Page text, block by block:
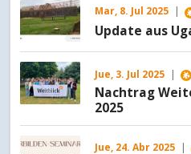
Mar, 8. Jul 2025 |
Update aus
Jue, 3. Jul 2025 |
Nachtrag
2025
Jue, 24. Abr 2025 |